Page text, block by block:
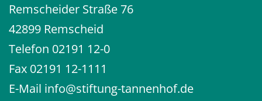
Remscheider Straße 76
42899 Remscheid
Telefon 02191 12-0
Fax 02191 12-1111
E-Mail info@stiftung-tannenhof.de